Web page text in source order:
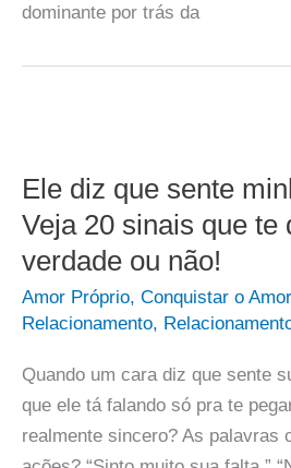
dominante por trás da
Ele diz que sente
Veja 20 sinais que te
verdade ou não!
Amor Próprio, Conquistar o Amor
Relacionamento,
Quando um cara diz que sente
que ele tá falando só pra te
realmente sincero? As palavras